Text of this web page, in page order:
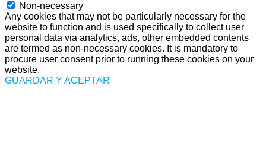
Non-necessary
Any cookies that may not be particularly necessary for the
website to function and is used specifically to collect user
personal data via analytics, ads, other embedded contents
are termed as non-necessary cookies. It is mandatory to
procure user consent prior to running these cookies on your
website.
GUARDAR Y ACEPTAR